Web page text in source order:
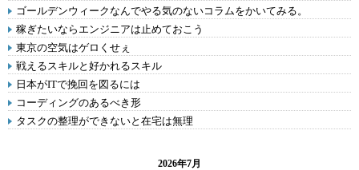
ゴールデンウィークなんでやる気のないコラムをかいてみる。
稼ぎたいならエンジニアは止めておこう
東京の空気はゲロくせぇ
戦えるスキルと好かれるスキル
日本がITで挽回を図るには
コーディングのあるべき形
タスクの整理ができないと在宅は無理
2026年7月